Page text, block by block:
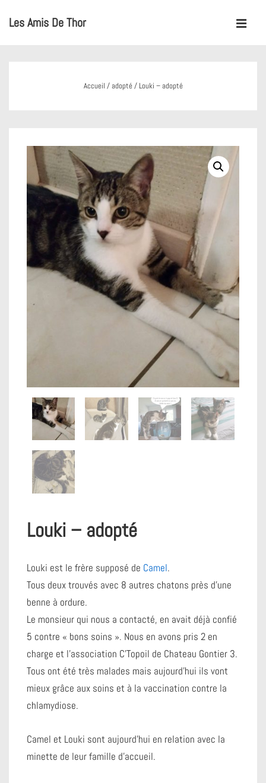
passer
Les Amis De Thor
Accueil /adopté/ Louki – adopté
Louki – adopté
Louki est le frère supposé de Camel.
Tous deux trouvés avec 8 autres chatons près d’une
benne à ordure.
Le monsieur qui nous a contacté, en avait déjà confié
5 contre « bons soins ». Nous en avons pris 2 en
charge et l’association C’Topoil de Chateau Gontier 3.
Tous ont été très malades mais aujourd’hui ils vont
mieux grâce aux soins et à la vaccination contre la
chlamydiose.
Camel et Louki sont aujourd’hui en relation avec la
minette de leur famille d’accueil.